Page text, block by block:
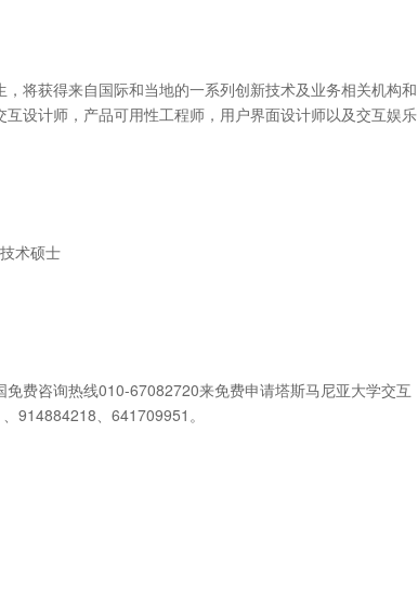
将获得来自国际和当地的一系列创新技术及业务相关机构和
设计师，产品可用性工程师，用户界面设计师以及交互娱乐
术硕士
费咨询热线010-67082720来免费申请塔斯马尼亚大学交互
914884218、641709951。